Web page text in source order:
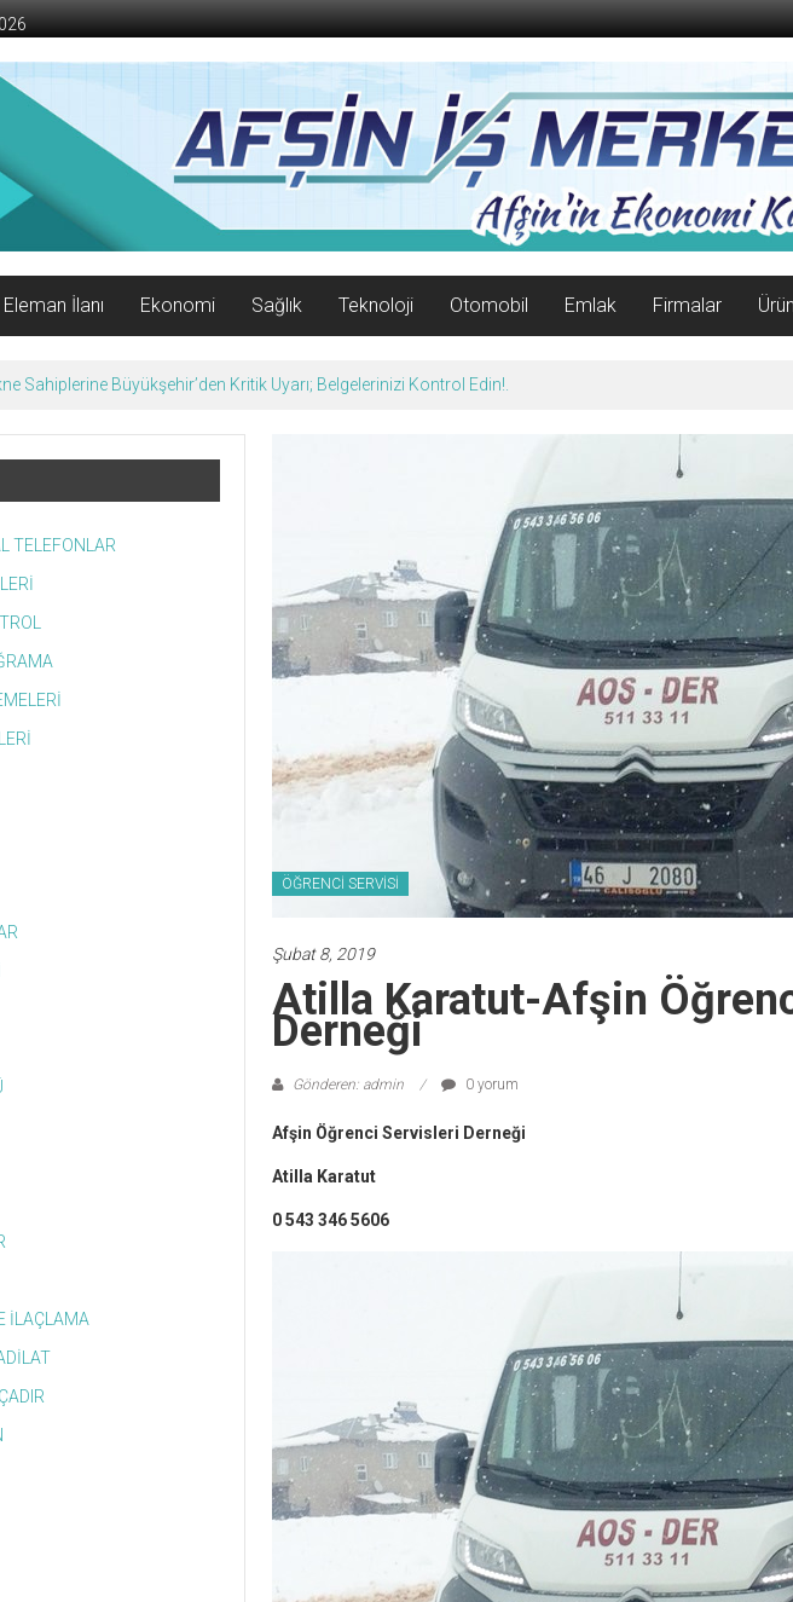
Eleman İlanı Ekonomi Sağlık Teknoloji Otomobil Emlak Firmalar
Sahiplerine Büyükşehir’den Kritik Uyarı; Belgelerinizi Kontrol Edin!.
ÖĞRENCİ SERVİSİ
Şubat 8, 2019
Atilla Karatut-Afşin
Derneği
Gönderen: admin 0 yorum
Afşin Öğrenci Servisleri Derneği
Atilla Karatut
0 543 346 5606
TELEFONLAR
İLAÇLAMA